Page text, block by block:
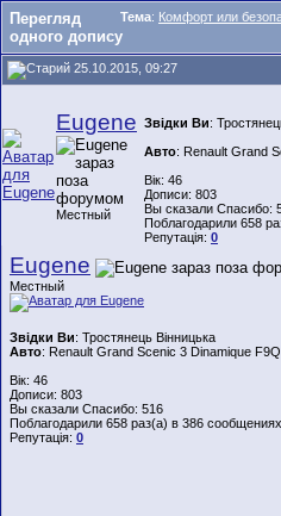
Тема: Комфорт или
Перегляд
одного допису
25.10.2015, 09:27
Eugene
Местный
Звідки Ви:
Авто: Renault Grand
Вік: 46
Дописи: 803
Вы сказали Спасибо:
Поблагодарили 658
Репутація: 0
Eugene
Местный
Звідки Ви: Тростянець Вінницька
Авто: Renault Grand Scenic 3 Dinamique
Вік: 46
Дописи: 803
Вы сказали Спасибо: 516
Поблагодарили 658 раз(а) в 386 сообщениях
Репутація: 0